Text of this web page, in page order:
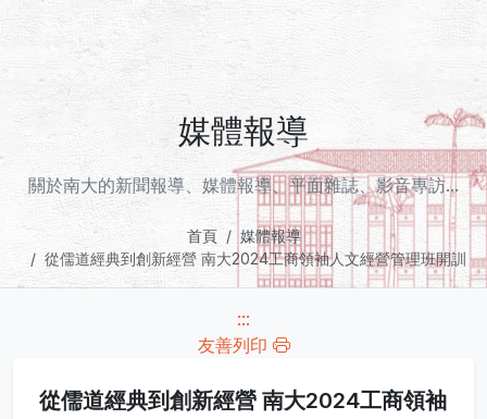
媒體報導
關於南大的新聞報導、媒體報導、平面雜誌、影音專訪...
首頁
媒體報導
從儒道經典到創新經營 南大2024工商領袖人文經營管理班開訓
:::
友善列印
從儒道經典到創新經營 南大2024工商領袖